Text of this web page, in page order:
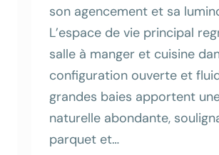
son agencement et sa
L’espace de vie principal
salle à manger et cuisine
configuration ouverte et
grandes baies apportent
naturelle abondante,
parquet et…